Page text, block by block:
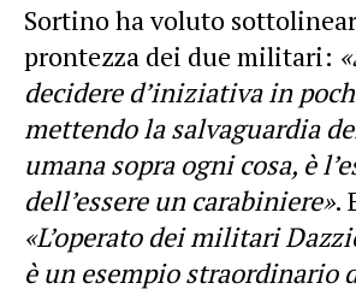
Sortino ha voluto
prontezza dei due militari:
decidere d’iniziativa in
mettendo la salvaguardia
umana sopra ogni cosa, è
dell’essere un carabiniere».
«L’operato dei militari
è un esempio straordinario